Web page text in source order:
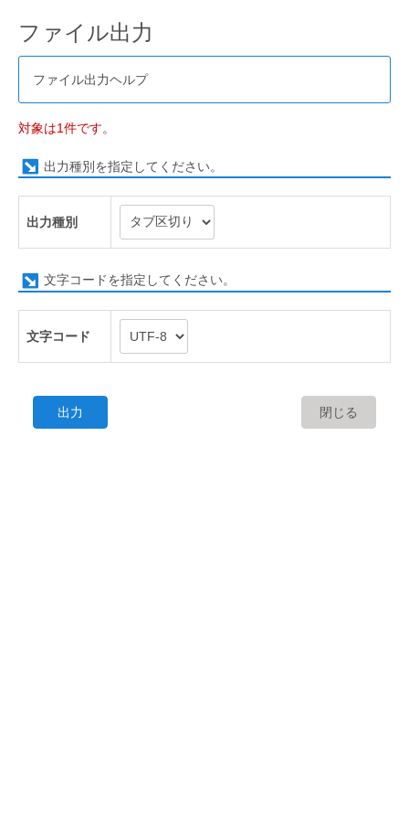
ファイル出力
ファイル出力ヘルプ
対象は1件です。
出力種別を指定してください。
出力種別
文字コードを指定してください。
文字コード